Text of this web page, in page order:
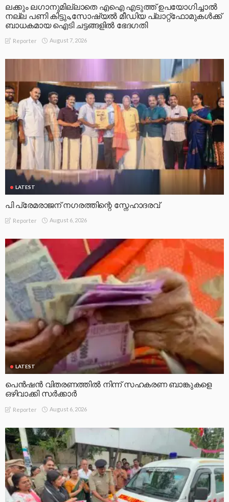
ലക്കും ലഗാനുമില്ലാതെ എഐ എടുത്ത് ഉപയോഗിച്ചാല്‍
നല്ല പണി കിട്ടും,സോഷ്യല്‍ മീഡിയ പ്ലാറ്റ്‌ഫോമുകള്‍ക്ക്
ബാധകമായ ഐടി ചട്ടങ്ങളില്‍ ഭേദഗതി
Reporter August 7, 2026
LATEST
പി പ്രേമരാജന് നഗരത്തിന്റെ സ്നേഹാദരവ്
Reporter August 6, 2026
LATEST
പെൻഷൻ വിതരണത്തിൽ നിന്ന് സഹകരണ ബാങ്കുകളെ
ഒഴിവാക്കി സർക്കാർ
Reporter August 6, 2026